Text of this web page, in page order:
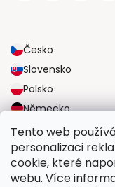
Tento web
personalizaci
cookie, které
webu. Více
Česko
Slovensko
Polsko
Německo
Velká Británie
SPOLEHLIVÉ